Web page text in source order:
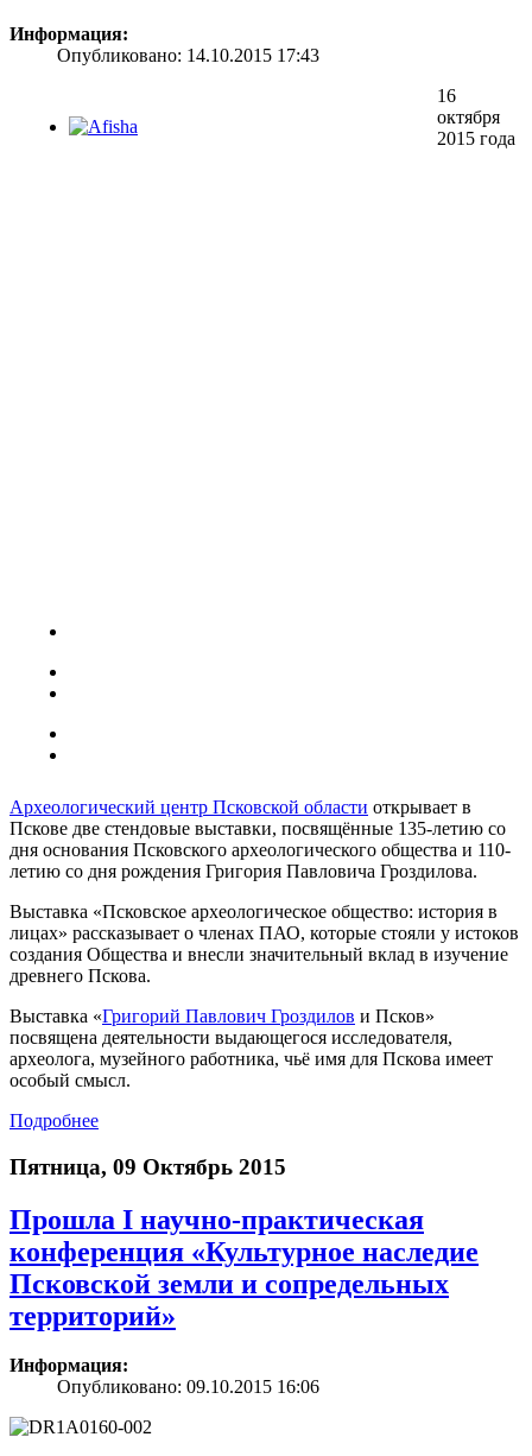
Информация:
Опубликовано: 14.10.2015 17:43
16
октября
2015 года
Археологический центр Псковской области открывает в
Пскове две стендовые выставки, посвящённые 135-летию со
дня основания Псковского археологического общества и 110-
летию со дня рождения Григория Павловича Гроздилова.
Выставка «Псковское археологическое общество: история в
лицах» рассказывает о членах ПАО, которые стояли у истоков
создания Общества и внесли значительный вклад в изучение
древнего Пскова.
Выставка «Григорий Павлович Гроздилов и Псков»
посвящена деятельности выдающегося исследователя,
археолога, музейного работника, чьё имя для Пскова имеет
особый смысл.
Подробнее
Пятница, 09 Октябрь 2015
Прошла I научно-практическая
конференция «Культурное наследие
Псковской земли и сопредельных
территорий»
Информация:
Опубликовано: 09.10.2015 16:06